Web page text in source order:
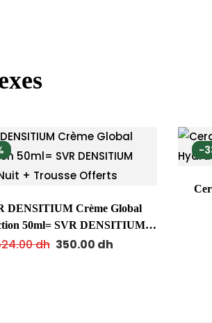
DENSITIUM Crème Global
50ml= SVR DENSITIUM
Nuit + Trousse Offerts
dh 350.00 dh
-